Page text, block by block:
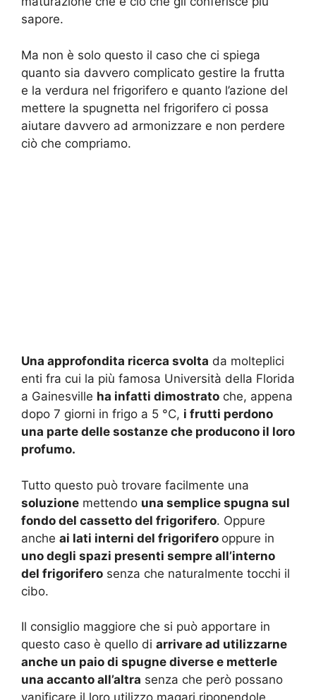
sapore.
Ma non è solo questo il caso che ci spiega
quanto sia davvero complicato gestire la frutta
e la verdura nel frigorifero e quanto l’azione del
mettere la spugnetta nel frigorifero ci possa
aiutare davvero ad armonizzare e non perdere
ciò che compriamo.
Una approfondita ricerca svolta da molteplici
enti fra cui la più famosa Università della Florida
a Gainesville ha infatti dimostrato che, appena
dopo 7 giorni in frigo a 5 °C, i frutti perdono
una parte delle sostanze che producono il loro
profumo.
Tutto questo può trovare facilmente una
soluzione mettendo una semplice spugna sul
fondo del cassetto del frigorifero. Oppure
anche ai lati interni del frigorifero oppure in
uno degli spazi presenti sempre all’interno
del frigorifero senza che naturalmente tocchi il
cibo.
Il consiglio maggiore che si può apportare in
questo caso è quello di arrivare ad utilizzarne
anche un paio di spugne diverse e metterle
una accanto all’altra senza che però possano